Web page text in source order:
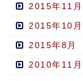
2015年11月
2015年10月
2015年8月
2010年11月